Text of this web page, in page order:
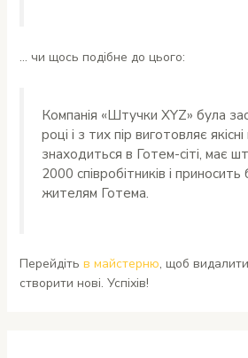
… чи щось подібне до цього:
Компанія «Штучки XYZ» була
році і з тих пір виготовляє
знаходиться в Готем-сіті, має
2000 співробітників і приносить
жителям Готема.
Перейдіть в майстерню, щоб
створити нові. Успіхів!